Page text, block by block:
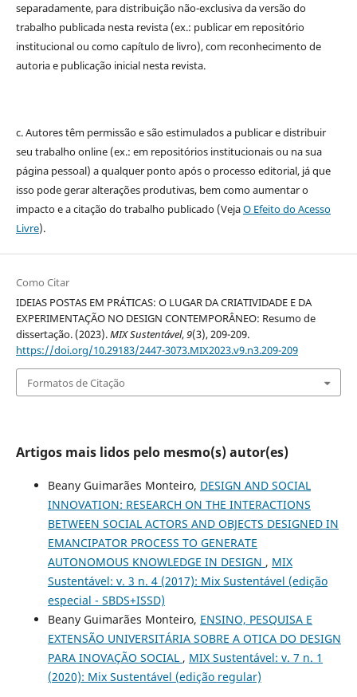
separadamente, para distribuição não-exclusiva da versão do
trabalho publicada nesta revista (ex.: publicar em repositório
institucional ou como capítulo de livro), com reconhecimento de
autoria e publicação inicial nesta revista.
c. Autores têm permissão e são estimulados a publicar e distribuir
seu trabalho online (ex.: em repositórios institucionais ou na sua
página pessoal) a qualquer ponto após o processo editorial, já que
isso pode gerar alterações produtivas, bem como aumentar o
impacto e a citação do trabalho publicado (VejaO Efeito do Acesso
Livre).
Como Citar
IDEIAS POSTAS EM PRÁTICAS: O LUGAR DA CRIATIVIDADE E DA
EXPERIMENTAÇÃO NO DESIGN CONTEMPORÂNEO: Resumo de
dissertação. (2023).MIX Sustentável,9(3), 209-209.
https://doi.org/10.29183/2447-3073.MIX2023.v9.n3.209-209
Formatos de Citação
Artigos mais lidos pelo mesmo(s) autor(es)
Beany Guimarães Monteiro, DESIGN AND SOCIAL
INNOVATION: RESEARCH ON THE INTERACTIONS
BETWEEN SOCIAL ACTORS AND OBJECTS DESIGNED IN
EMANCIPATOR PROCESS TO GENERATE
AUTONOMOUS KNOWLEDGE IN DESIGN , MIX
Sustentável: v. 3 n. 4 (2017): Mix Sustentável (edição
especial - SBDS+ISSD)
Beany Guimarães Monteiro, ENSINO, PESQUISA E
EXTENSÃO UNIVERSITÁRIA SOBRE A OTICA DO DESIGN
PARA INOVAÇÃO SOCIAL , MIX Sustentável: v. 7 n. 1
(2020): Mix Sustentável (edição regular)